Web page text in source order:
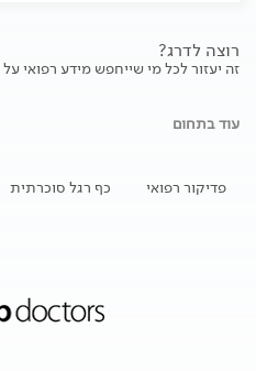
רוצה לדרג?
זה יעזור לכל מי שייחפש מידע רפואי
עוד בתחום
פדיקור רפואי כף רגל סוכרתית